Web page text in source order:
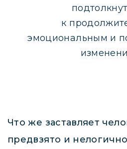
к
эмоциональным и
Что же заставляет
предвзято и